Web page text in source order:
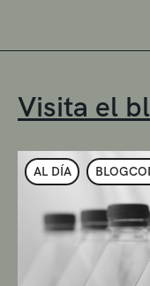
Visita el
AL DÍA